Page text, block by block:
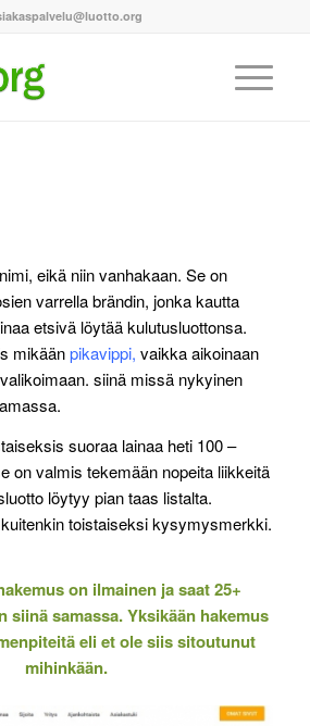
eikä niin vanhakaan. Se on
varrella brändin, jonka kautta
etsivä löytää kulutusluottonsa.
mikäänpikavippi, vaikka aikoinaan
siinä missä nykyinen
suoraa lainaa heti 100 –
on valmis tekemään nopeita liikkeitä
löytyy pian taas listalta.
toistaiseksi kysymysmerkki.
on ilmainen ja saat 25+
siinä samassa. Yksikään hakemus
eli et ole siis sitoutunut
mihinkään.